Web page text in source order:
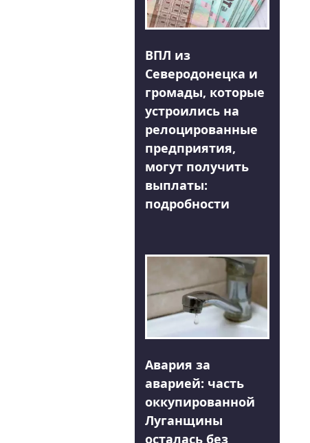
ВПЛ из
Северодонецка и
громады, которые
устроились на
релоцированные
предприятия,
могут получить
выплаты:
подробности
Авария за
аварией: часть
оккупированной
Луганщины
осталась без